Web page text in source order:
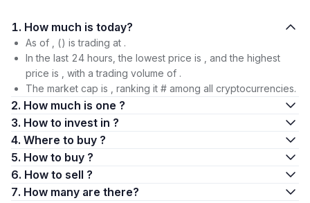
1. How much is today?
As of , () is trading at .
In the last 24 hours, the lowest price is , and the highest
price is , with a trading volume of .
The market cap is , ranking it # among all cryptocurrencies.
2. How much is one ?
3. How to invest in ?
4. Where to buy ?
5. How to buy ?
6. How to sell ?
7. How many are there?